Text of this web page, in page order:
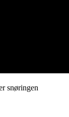
snøringen